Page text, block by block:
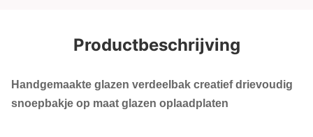
Productbeschrijving
Handgemaakte glazen verdeelbak creatief drievoudig
snoepbakje op maat glazen oplaadplaten